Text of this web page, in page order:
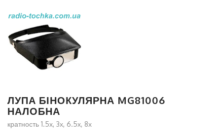
ЛУПА БІНОКУЛЯРНА MG81006
НАЛОБНА
кратность 1.5х, 3х, 6.5х, 8х